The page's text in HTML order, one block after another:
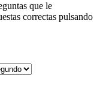
que le
correctas pulsando